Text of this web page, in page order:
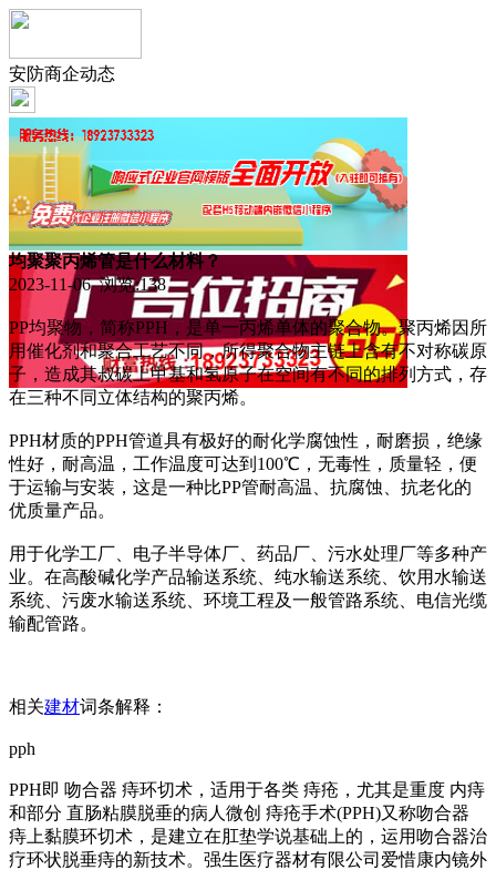
安防商企动态
均聚聚丙烯管是什么材料？
2023-11-06 浏览:138
PP均聚物，简称PPH，是单一丙烯单体的聚合物。聚丙烯因所
用催化剂和聚合工艺不同，所得聚合物主链上含有不对称碳原
子，造成其叔碳上甲基和氢原子在空间有不同的排列方式，存
在三种不同立体结构的聚丙烯。
PPH材质的PPH管道具有极好的耐化学腐蚀性，耐磨损，绝缘
性好，耐高温，工作温度可达到100℃，无毒性，质量轻，便
于运输与安装，这是一种比PP管耐高温、抗腐蚀、抗老化的
优质量产品。
用于化学工厂、电子半导体厂、药品厂、污水处理厂等多种产
业。在高酸碱化学产品输送系统、纯水输送系统、饮用水输送
系统、污废水输送系统、环境工程及一般管路系统、电信光缆
输配管路。
相关建材词条解释：
pph
PPH即 吻合器 痔环切术，适用于各类 痔疮，尤其是重度 内痔
和部分 直肠粘膜脱垂的病人微创 痔疮手术(PPH)又称吻合器
痔上黏膜环切术，是建立在肛垫学说基础上的，运用吻合器治
疗环状脱垂痔的新技术。强生医疗器材有限公司爱惜康内镜外